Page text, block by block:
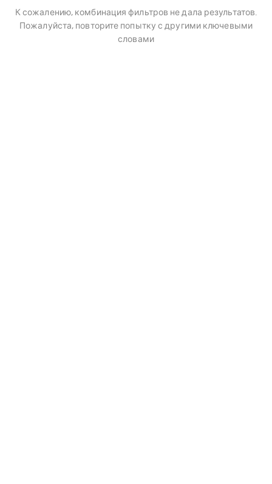
К сожалению, комбинация фильтров не дала результатов.
Пожалуйста, повторите попытку с другими ключевыми
словами